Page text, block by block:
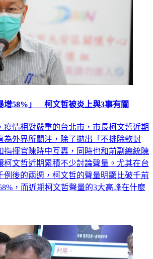
增58%」 柯文哲被炎上與3事有關
疫情相對嚴重的台北市，市長柯文哲近期
為外界所關注，除了拋出「不排除軟封
指揮官陳時中互轟，同時也和前副總統陳
柯文哲近期累積不少討論聲量。尤其在台
例後的兩週，柯文哲的聲量明顯比破千前
，而近期柯文哲聲量的3大高峰在什麼